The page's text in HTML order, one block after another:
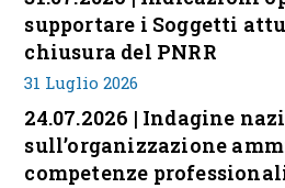
supportare i Soggetti
chiusura del PNRR
31 Luglio 2026
24.07.2026 | Indagine
sull’organizzazione
competenze